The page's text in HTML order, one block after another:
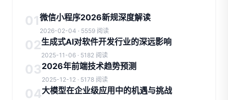
01微信小程序2026新规深度解读
2026-02-04 · 5559 阅读
02生成式AI对软件开发行业的深远影响
2025-11-06 · 5182 阅读
032026年前端技术趋势预测
2025-12-12 · 5178 阅读
04大模型在企业级应用中的机遇与挑战